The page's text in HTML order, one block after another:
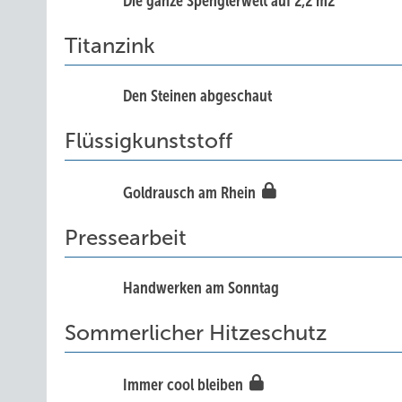
Titanzink
Den Steinen abgeschaut
Flüssigkunststoff
Goldrausch am Rhein
Pressearbeit
Handwerken am Sonntag
Sommerlicher Hitzeschutz
Immer cool bleiben